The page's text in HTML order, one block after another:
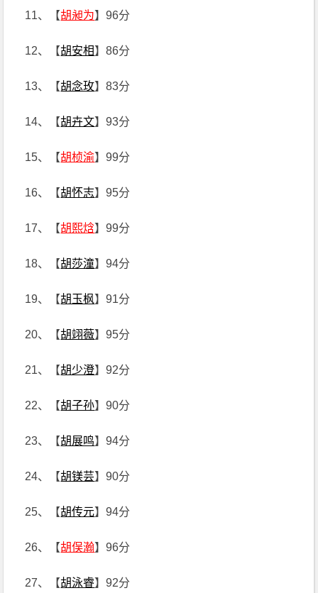
11、【胡昶为】96分
12、【胡安相】86分
13、【胡念玫】83分
14、【胡卉文】93分
15、【胡桢渝】99分
16、【胡怀志】95分
17、【胡熙焓】99分
18、【胡莎潼】94分
19、【胡玉枫】91分
20、【胡翊薇】95分
21、【胡少澄】92分
22、【胡子孙】90分
23、【胡展鸣】94分
24、【胡镁芸】90分
25、【胡传元】94分
26、【胡俣瀚】96分
27、【胡泳睿】92分